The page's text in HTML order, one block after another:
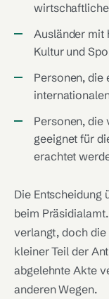
Ausländer mit
Kultur und
Personen, die
Personen,
geeignet für
erachtet
Die Entscheidung
beim
verlangt, doch
kleiner Teil der
abgelehnte Akte
anderen Wegen.